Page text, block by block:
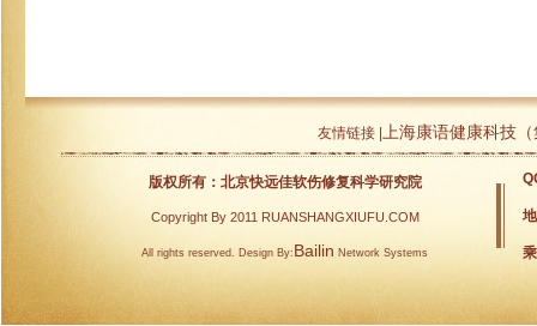
友情链接 | 上海康语健康科技
版权所有：北京快远佳软伤修复科学研究院
Copyright By 2011 RUANSHANGXIUFU.COM
All rights reserved. Design By: Bailin Network Systems